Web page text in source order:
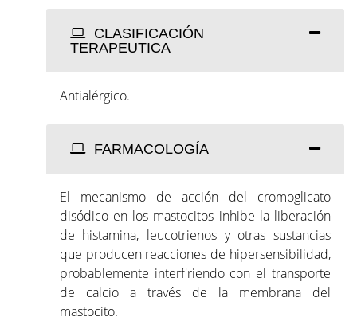
CLASIFICACIÓN
TERAPEUTICA
Antialérgico.
FARMACOLOGÍA
El mecanismo de acción del cromoglicato
disódico en los mastocitos inhibe la liberación
de histamina, leucotrienos y otras sustancias
que producen reacciones de hipersensibilidad,
probablemente interfiriendo con el transporte
de calcio a través de la membrana del
mastocito.